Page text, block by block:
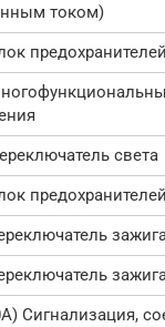
током)
предохранителей
света
предохранителей
Сигнализация,